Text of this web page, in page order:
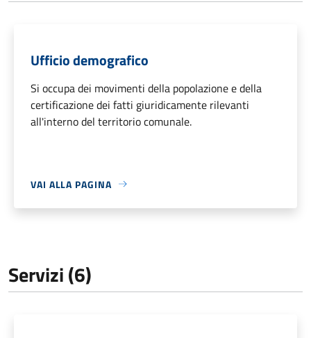
Ufficio demografico
Si occupa dei movimenti della popolazione e della
certificazione dei fatti giuridicamente rilevanti
all'interno del territorio comunale.
VAI ALLA PAGINA
Servizi (6)